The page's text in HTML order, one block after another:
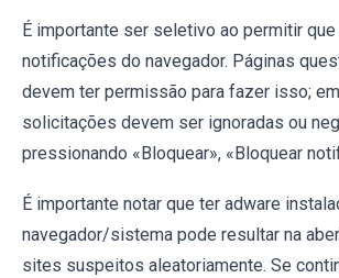
É importante ser seletivo ao permitir
notificações do navegador. Páginas
devem ter permissão para fazer isso;
solicitações devem ser ignoradas ou
pressionando «Bloquear», «Bloquear
É importante notar que ter adware
navegador/sistema pode resultar na
sites suspeitos aleatoriamente. Se